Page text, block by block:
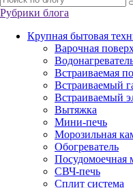
Рубрики блога
Крупная бытовая
Варочная
Встраиваемая
Встраиваемый
Встраиваемый
Вытяжка
Мини-печь
Морозильная
Обогреватель
Посудомоечная
СВЧ-печь
Сплит система